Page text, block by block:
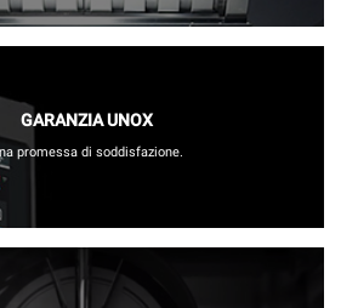
GARANZIA UNOX
promessa di soddisfazione.